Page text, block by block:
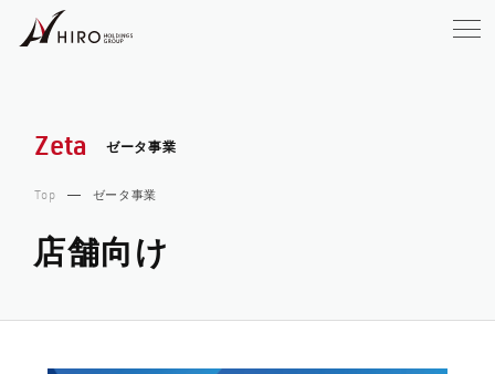
Zeta ゼータ事業
Top ゼータ事業
店舗向け